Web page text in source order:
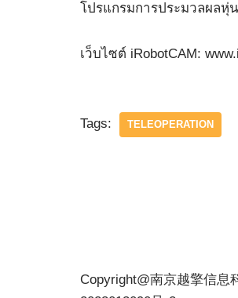
โปรแกรมการประมวลผลหุ่
เว็บไซต์ iRobotCAM:
Tags: TELEOPERATION
Copyright@南京越擎信息